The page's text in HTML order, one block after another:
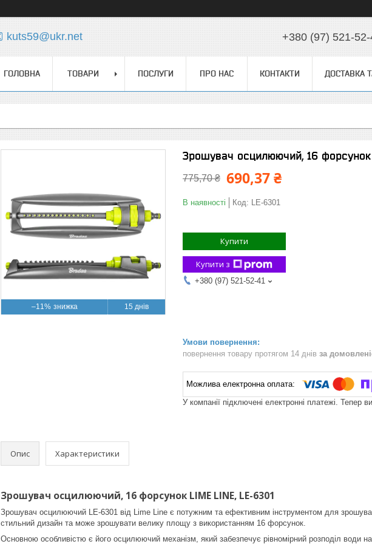
kuts59@ukr.net +380 (97) 521-52-
ГОЛОВНА ТОВАРИ ПОСЛУГИ ПРО НАС КОНТАКТИ ДОСТАВКА
–11% 15 днів
Зрошувач осцилюючий, 16
775,70 ₴ 690,37 ₴
В наявності Код: LE-6301
Купити
Купити з
+380 (97) 521-52-41
повернення товару протягом 14 днів за
У компанії підключені електронні платежі.
Опис Характеристики
Зрошувач осцилюючий, 16 форсунок LIME LINE, LE-6301
Зрошувач осцилюючий LE-6301 від Lime Line є потужним та ефективним інструментом для
стильний дизайн та може зрошувати велику площу з використанням 16 форсунок.
Основною особливістю є його осцилюючий механізм, який забезпечує рівномірний розподіл